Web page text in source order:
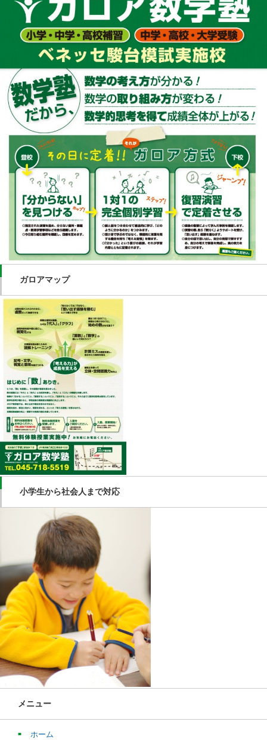
ガロアマップ
小学生から社会人まで対応
メニュー
ホーム